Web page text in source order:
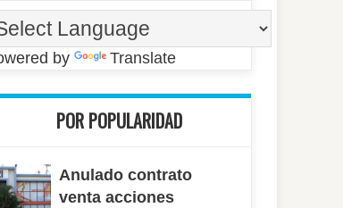
by Translate
POR POPULARIDAD
Anulado contrato
venta acciones